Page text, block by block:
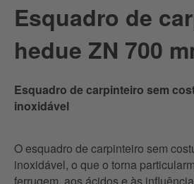
... 800 mm com escala mm tipo B e
... 800 mm com escala em mm tipo C
... 1000 mm
... 1000 mm com Furos de perfuração
... 1000 mm com escala mm tipo B e
Esquadro de
hedue ZN 700
Esquadro de carpinteiro sem
inoxidável
O esquadro de carpinteiro sem
inoxidável, o que o torna
ferrugem, aos ácidos e às